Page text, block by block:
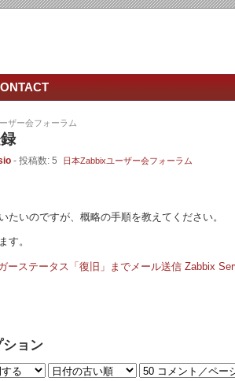
ザー会フォーラム
- 投稿数: 5 日本Zabbixユーザー会フォーラム
たいのですが、概略の手順を教えてください。
す。
ーステータス「復旧」までメール送信 Zabbix
ション